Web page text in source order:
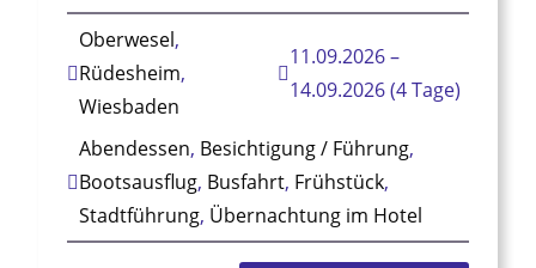
Oberwesel,
Rüdesheim,
Wiesbaden
11.09.2026 –
14.09.2026 (4 Tage)
Abendessen, Besichtigung / Führung,
Bootsausflug, Busfahrt, Frühstück,
Stadtführung, Übernachtung im Hotel